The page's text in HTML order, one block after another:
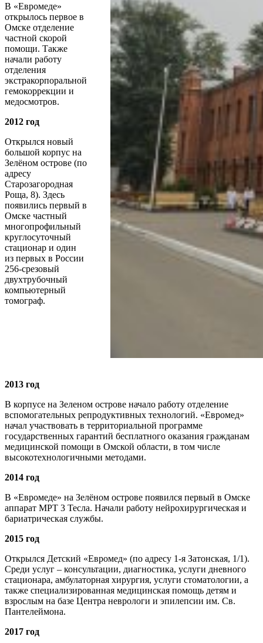
В «Евромеде»
открылось первое в
Омске отделение
частной скорой
помощи. Также
начали работу
отделения
экстракорпоральной
гемокоррекции и
медосмотров.
2012 год
Открылся новый
большой корпус на
Зелёном острове (по
адресу
Старозагородная
Роща, 8). Здесь
появились первый в
Омске частный
многопрофильный
круглосуточный
стационар и один
из первых в России
256-срезовый
двухтрубочный
компьютерный
томограф.
2013 год
В корпусе на Зеленом острове начало работу отделение
вспомогательных репродуктивных технологий. «Евромед»
начал участвовать в территориальной программе
государственных гарантий бесплатного оказания гражданам
медицинской помощи в Омской области, в том числе
высокотехнологичными методами.
2014 год
В «Евромеде» на Зелёном острове появился первый в Омске
аппарат МРТ 3 Тесла. Начали работу нейрохирургическая и
бариатрическая службы.
2015 год
Открылся Детский «Евромед» (по адресу 1-я Затонская, 1/1).
Среди услуг – консультации, диагностика, услуги дневного
стационара, амбулаторная хирургия, услуги стоматологии, а
также специализированная медицинская помощь детям и
взрослым на базе Центра неврологи и эпилепсии им. Св.
Пантелеймона.
2017 год